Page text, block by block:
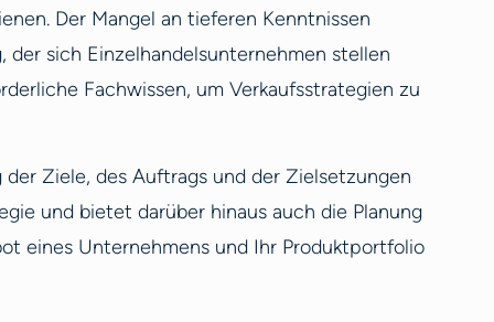
Der Mangel an tieferen Kenntnissen
der sich Einzelhandelsunternehmen stellen
Fachwissen, um Verkaufsstrategien zu
Ziele, des Auftrags und der Zielsetzungen
und bietet darüber hinaus auch die Planung
eines Unternehmens und Ihr Produktportfolio